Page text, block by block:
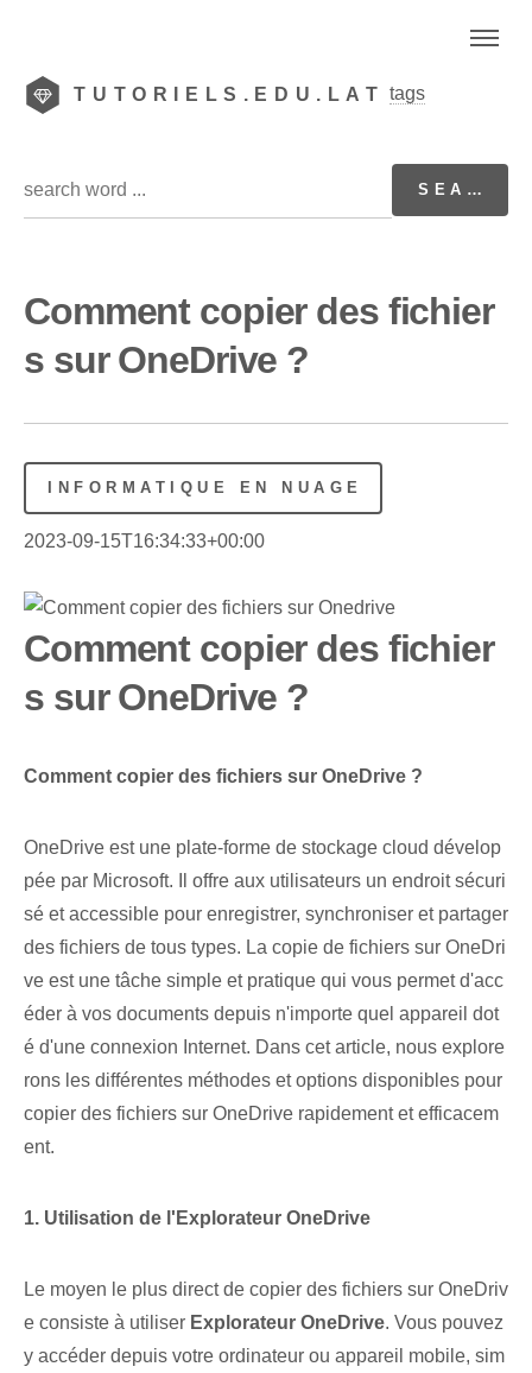
TUTORIELS.EDU.LAT tags
Comment copier des fichier
s sur OneDrive ?
INFORMATIQUE EN NUAGE
2023-09-15T16:34:33+00:00
Comment copier des fichier
s sur OneDrive ?
Comment copier des fichiers sur OneDrive ?
OneDrive‌ est une plate-forme de stockage cloud dévelop
pée par Microsoft. Il offre aux utilisateurs un endroit sécuri
sé et accessible pour enregistrer, synchroniser et partager
des fichiers de tous types. La copie de fichiers sur OneDri
ve est une tâche simple et pratique qui vous permet d'acc
éder à vos documents depuis n'importe quel appareil dot
é d'une connexion Internet. Dans cet article, nous explore
rons les différentes méthodes et options disponibles pour
copier des fichiers sur OneDrive rapidement et efficacem
ent.
1. Utilisation de l'Explorateur OneDrive
Le moyen le plus direct de copier des fichiers sur OneDriv
e consiste à utiliser Explorateur OneDrive. Vous pouvez
y accéder depuis votre ordinateur ou appareil mobile, sim